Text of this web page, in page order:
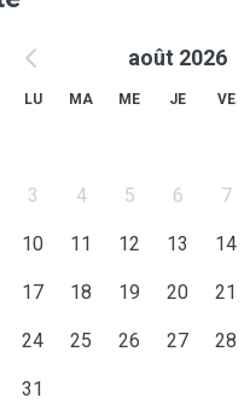
août 2026
LU MA ME JE VE
3 4 5 6 7
10 11 12 13 14
17 18 19 20 21
24 25 26 27 28
31